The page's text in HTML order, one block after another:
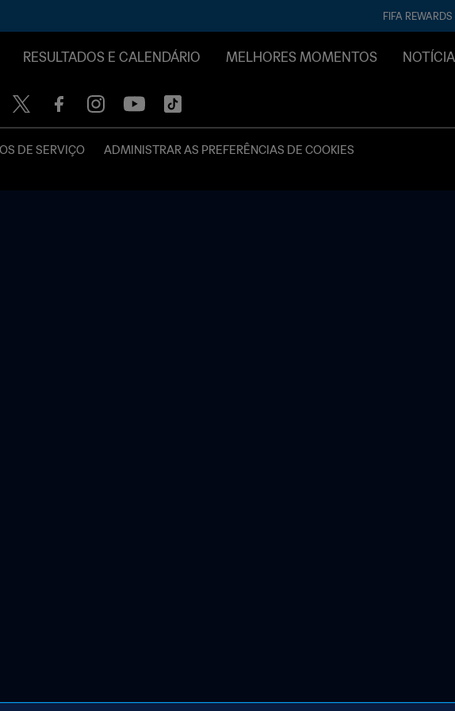
FIFA REWARDS
RESULTADOS E CALENDÁRIO MELHORES MOMENTOS
DE SERVIÇO ADMINISTRAR AS PREFERÊNCIAS DE COOKIES